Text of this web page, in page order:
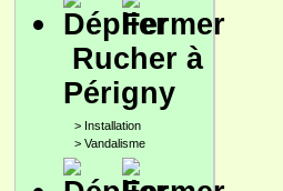
Rucher à
Périgny
> Installation
> Vandalisme